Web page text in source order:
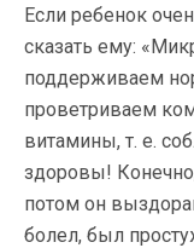
Если ребенок
сказать ему:
поддерживаем
проветриваем
витамины, т. е.
здоровы!
потом он
болел, был